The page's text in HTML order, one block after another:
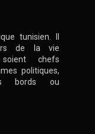
tunisien. Il
de la vie
chefs
politiques,
bords ou